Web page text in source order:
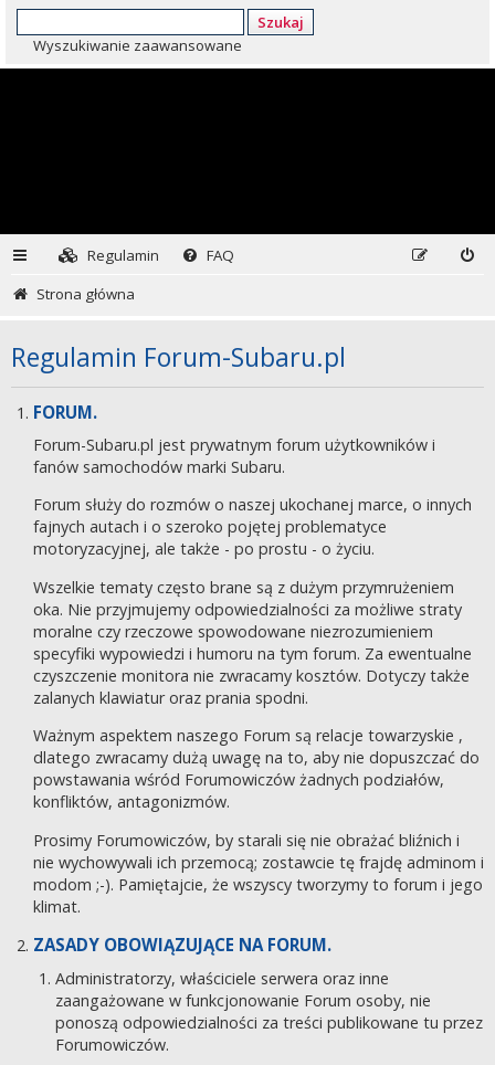
Szukaj
Wyszukiwanie zaawansowane
Regulamin
FAQ
Strona główna
Regulamin Forum-Subaru.pl
FORUM.
Forum-Subaru.pl jest prywatnym forum użytkowników i
fanów samochodów marki Subaru.
Forum służy do rozmów o naszej ukochanej marce, o innych
fajnych autach i o szeroko pojętej problematyce
motoryzacyjnej, ale także - po prostu - o życiu.
Wszelkie tematy często brane są z dużym przymrużeniem
oka. Nie przyjmujemy odpowiedzialności za możliwe straty
moralne czy rzeczowe spowodowane niezrozumieniem
specyfiki wypowiedzi i humoru na tym forum. Za ewentualne
czyszczenie monitora nie zwracamy kosztów. Dotyczy także
zalanych klawiatur oraz prania spodni.
Ważnym aspektem naszego Forum są relacje towarzyskie ,
dlatego zwracamy dużą uwagę na to, aby nie dopuszczać do
powstawania wśród Forumowiczów żadnych podziałów,
konfliktów, antagonizmów.
Prosimy Forumowiczów, by starali się nie obrażać bliźnich i
nie wychowywali ich przemocą; zostawcie tę frajdę adminom i
modom ;-). Pamiętajcie, że wszyscy tworzymy to forum i jego
klimat.
ZASADY OBOWIĄZUJĄCE NA FORUM.
Administratorzy, właściciele serwera oraz inne
zaangażowane w funkcjonowanie Forum osoby, nie
ponoszą odpowiedzialności za treści publikowane tu przez
Forumowiczów.